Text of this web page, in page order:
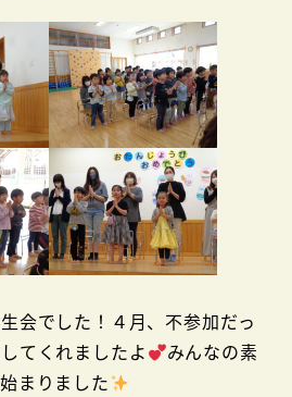
会でした！４月、不参加だっ
てくれましたよ
みんなの素
まりました